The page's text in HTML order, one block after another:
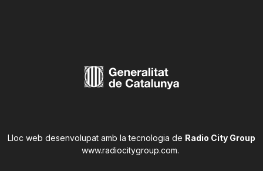
Lloc web desenvolupat amb la tecnologia de Radio City Group
www.radiocitygroup.com.